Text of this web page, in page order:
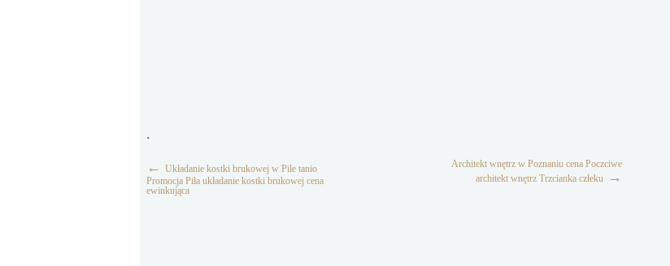
.
← Układanie kostki brukowej w Pile tanio
Promocja Piła układanie kostki brukowej cena
ewinkująca
Architekt wnętrz w Poznaniu cena Poczciwe
architekt wnętrz Trzcianka człeku →